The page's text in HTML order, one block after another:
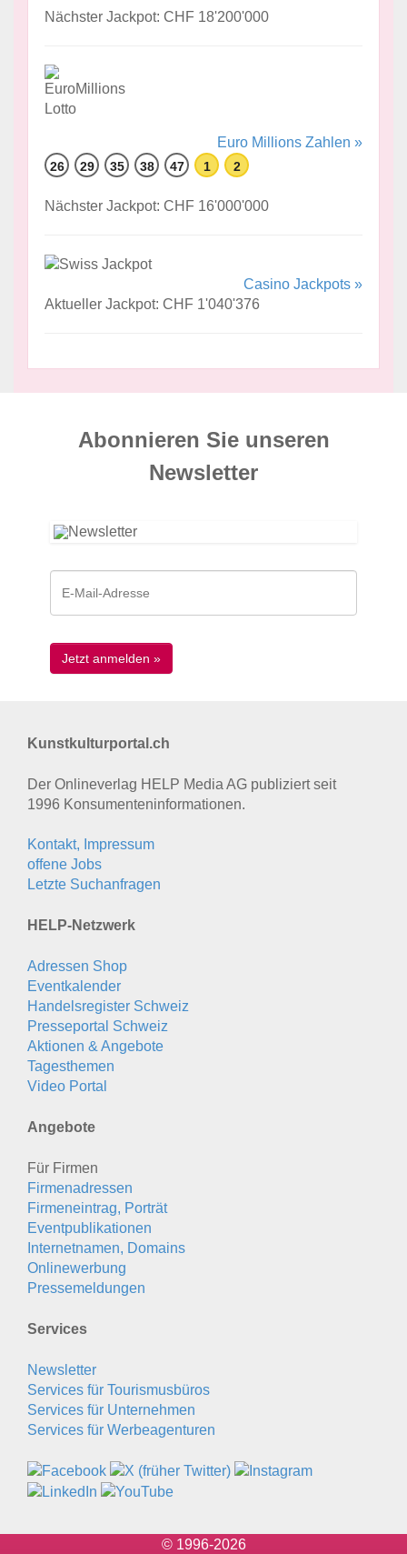
Nächster Jackpot: CHF 18'200'000
Euro Millions Zahlen »
26 29 35 38 47 1 2
Nächster Jackpot: CHF 16'000'000
Casino Jackpots »
Aktueller Jackpot: CHF 1'040'376
Abonnieren Sie unseren
News­letter
Kunstkulturportal.ch
Der Onlineverlag HELP Media AG publiziert seit
1996 Konsumenten­informationen.
Kontakt, Impressum
offene Jobs
Letzte Suchanfragen
HELP-Netzwerk
Adressen Shop
Eventkalender
Handelsregister Schweiz
Presseportal Schweiz
Aktionen & Angebote
Tagesthemen
Video Portal
Angebote
Für Firmen
Firmenadressen
Firmeneintrag, Porträt
Eventpublikationen
Internetnamen, Domains
Onlinewerbung
Pressemeldungen
Services
Newsletter
Services für Tourismusbüros
Services für Unternehmen
Services für Werbeagenturen
© 1996-2026